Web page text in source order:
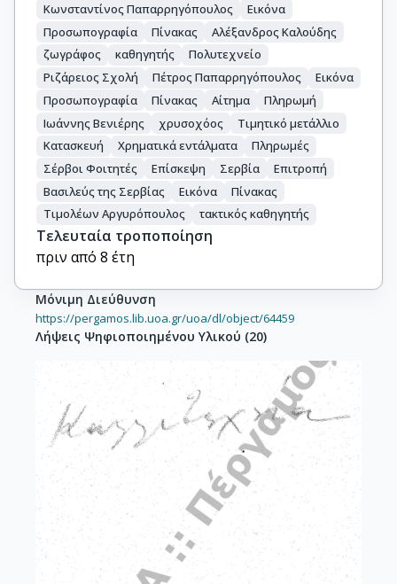
Κωνσταντίνος Παπαρρηγόπουλος
Εικόνα
Προσωπογραφία
Πίνακας
Αλέξανδρος Καλούδης
ζωγράφος
καθηγητής
Πολυτεχνείο
Ριζάρειος Σχολή
Πέτρος Παπαρρηγόπουλος
Εικόνα
Προσωπογραφία
Πίνακας Αίτημα
Πληρωμή
Ιωάννης Βενιέρης
χρυσοχόος
Τιμητικό μετάλλιο
Κατασκευή
Χρηματικά εντάλματα
Πληρωμές
Σέρβοι Φοιτητές
Επίσκεψη Σερβία
Επιτροπή
Βασιλεύς της Σερβίας
Εικόνα
Πίνακας
Τιμολέων Αργυρόπουλος
τακτικός καθηγητής
Τελευταία τροποποίηση
πριν από 8 έτη
Μόνιμη Διεύθυνση
https://pergamos.lib.uoa.gr/uoa/dl/object/64459
Λήψεις Ψηφιοποιημένου Υλικού (20)